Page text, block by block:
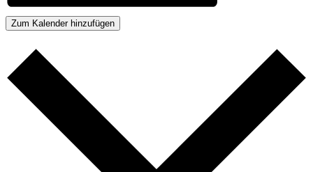
Zum Kalender hinzufügen